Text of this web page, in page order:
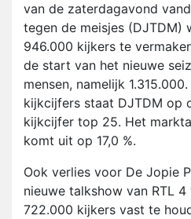
van de zaterdagavond
tegen de meisjes (DJTDM)
946.000 kijkers te
de start van het nieuwe
mensen, namelijk
kijkcijfers staat DJTDM op
kijkcijfer top 25. Het
komt uit op 17,0 %.
Ook verlies voor De Jopie
nieuwe talkshow van RTL
722.000 kijkers vast te